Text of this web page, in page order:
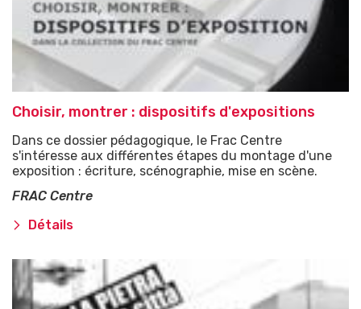
Choisir, montrer : dispositifs d'expositions
Dans ce dossier pédagogique, le Frac Centre
s'intéresse aux différentes étapes du montage d'une
exposition : écriture, scénographie, mise en scène.
FRAC Centre
Détails